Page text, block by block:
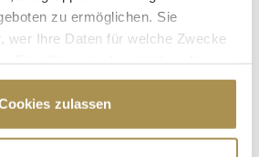
zu ermöglichen. Sie
wer Ihre Daten für welche Zwecke
durch Klicken auf das Privacy
oder widerrufen
zulassen